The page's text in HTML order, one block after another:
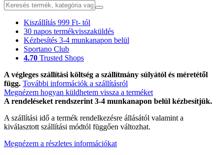
Kiszállítás 999 Ft- tól
30 napos termékvisszaküldés
Kézbesítés 3-4 munkanapon belül
Sportano Club
4.70 Trusted Shops
A végleges szállítási költség a szállítmány súlyától és méretétől
függ. További információk a szállításról
Megnézem hogyan küldhetem vissza a terméket
A rendeléseket rendszerint 3-4 munkanapon belül kézbesítjük.
A szállítási idő a termék rendelkezésre állásától valamint a
kiválasztott szállítási módtól függően változhat.
Megnézem a részletes információkat